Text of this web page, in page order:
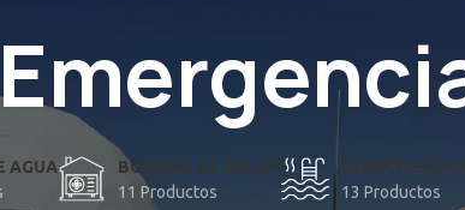
AGUA
BOMBAS DE CALOR
11 Productos
13 Productos